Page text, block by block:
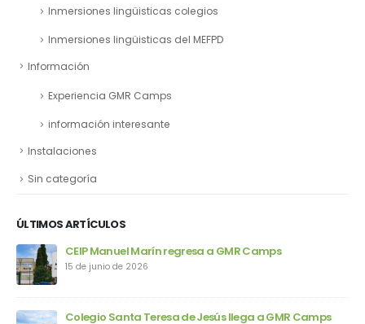
Inmersiones lingüisticas colegios
Inmersiones lingüisticas del MEFPD
Información
Experiencia GMR Camps
información interesante
Instalaciones
Sin categoría
ÚLTIMOS ARTÍCULOS
CEIP Manuel Marín regresa a GMR Camps
15 de junio de 2026
Colegio Santa Teresa de Jesús llega a GMR Camps